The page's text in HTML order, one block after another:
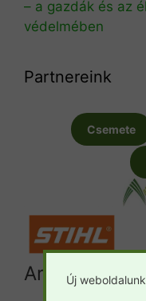
– a gazdák és az
védelmében
Partnereink
Csemete
Archívum
Új